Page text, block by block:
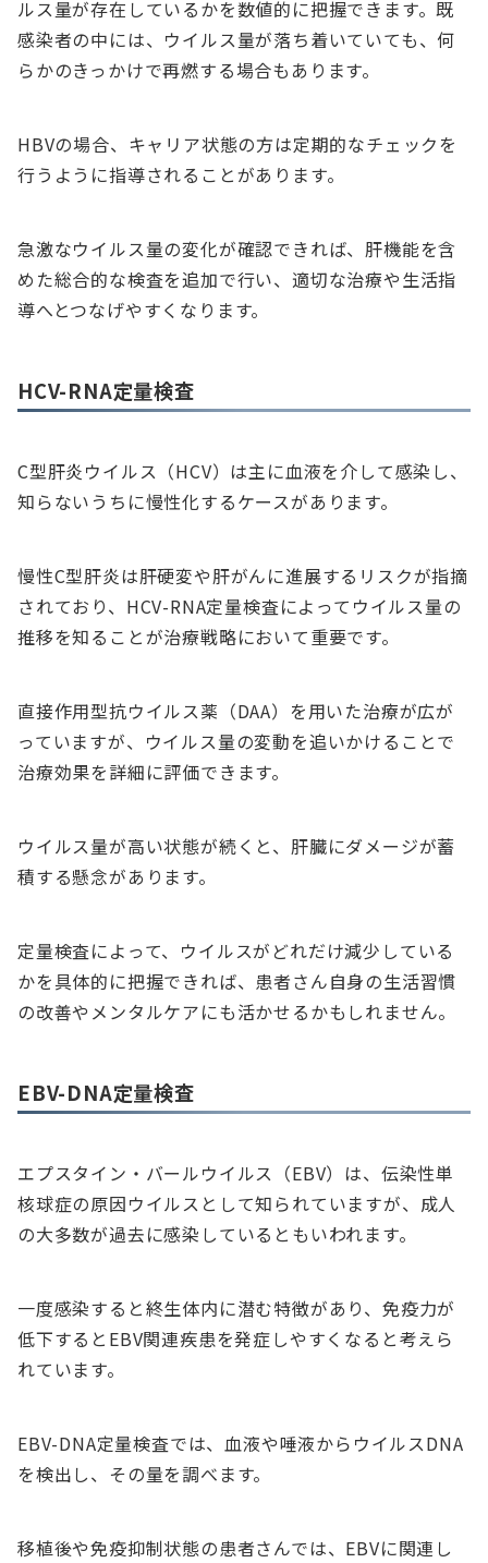
ルス量が存在しているかを数値的に把握できます。既
感染者の中には、ウイルス量が落ち着いていても、何
らかのきっかけで再燃する場合もあります。
HBVの場合、キャリア状態の方は定期的なチェックを
行うように指導されることがあります。
急激なウイルス量の変化が確認できれば、肝機能を含
めた総合的な検査を追加で行い、適切な治療や生活指
導へとつなげやすくなります。
HCV-RNA定量検査
C型肝炎ウイルス（HCV）は主に血液を介して感染し、
知らないうちに慢性化するケースがあります。
慢性C型肝炎は肝硬変や肝がんに進展するリスクが指摘
されており、HCV-RNA定量検査によってウイルス量の
推移を知ることが治療戦略において重要です。
直接作用型抗ウイルス薬（DAA）を用いた治療が広が
っていますが、ウイルス量の変動を追いかけることで
治療効果を詳細に評価できます。
ウイルス量が高い状態が続くと、肝臓にダメージが蓄
積する懸念があります。
定量検査によって、ウイルスがどれだけ減少している
かを具体的に把握できれば、患者さん自身の生活習慣
の改善やメンタルケアにも活かせるかもしれません。
EBV-DNA定量検査
エプスタイン・バールウイルス（EBV）は、伝染性単
核球症の原因ウイルスとして知られていますが、成人
の大多数が過去に感染しているともいわれます。
一度感染すると終生体内に潜む特徴があり、免疫力が
低下するとEBV関連疾患を発症しやすくなると考えら
れています。
EBV-DNA定量検査では、血液や唾液からウイルスDNA
を検出し、その量を調べます。
移植後や免疫抑制状態の患者さんでは、EBVに関連し